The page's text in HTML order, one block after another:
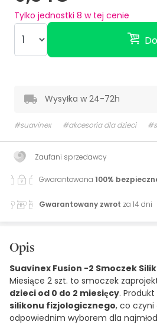
Tylko jednostki 8 w tej cenie
Wysyłka w 24-72h
#suavinex #akcesoria dla dzieci
Zaufani sprzedawcy
Gwarantowana 100%
Gwarantowany zwrot za 14 dni
Opis
Suavinex Fusion -2 Smoczek
Miesiące 2 szt. to smoczek
dzieci od 0 do 2 miesięcy.
silikonu fizjologicznego, co
odpowiednim wyborem dla